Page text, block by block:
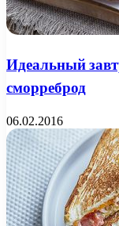
Идеальный
сморреброд
06.02.2016